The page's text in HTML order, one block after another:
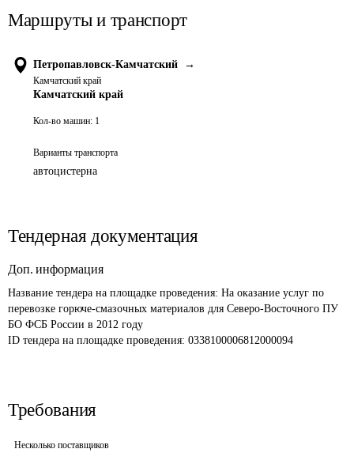
Маршруты и транспорт
Петропавловск-Камчатский →
Камчатский край
Камчатский край
Кол-во машин: 1
Варианты транспорта
автоцистерна
Тендерная документация
Доп. информация
Название тендера на площадке проведения: На оказание услуг по
перевозке горюче-смазочных материалов для Северо-Восточного ПУ
БО ФСБ России в 2012 году
ID тендера на площадке проведения: 0338100006812000094
Требования
Несколько поставщиков